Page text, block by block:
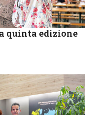
quinta edizione